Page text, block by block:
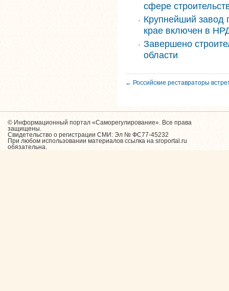
сфере
Крупнейший завод
крае включен в
Завершено
области
← Российские реставраторы
© Информационный портал «Саморегулирование». Все права
защищены.
Свидетельство о регистрации СМИ: Эл № ФС77-45232
При любом использовании материалов ссылка на sroportal.ru
обязательна.